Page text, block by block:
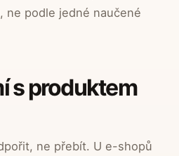
ne podle jedné naučené
s produktem
ne přebít. U e-shopů